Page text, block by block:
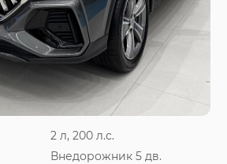
2 л, 200 л.с.
Внедорожник 5 дв.